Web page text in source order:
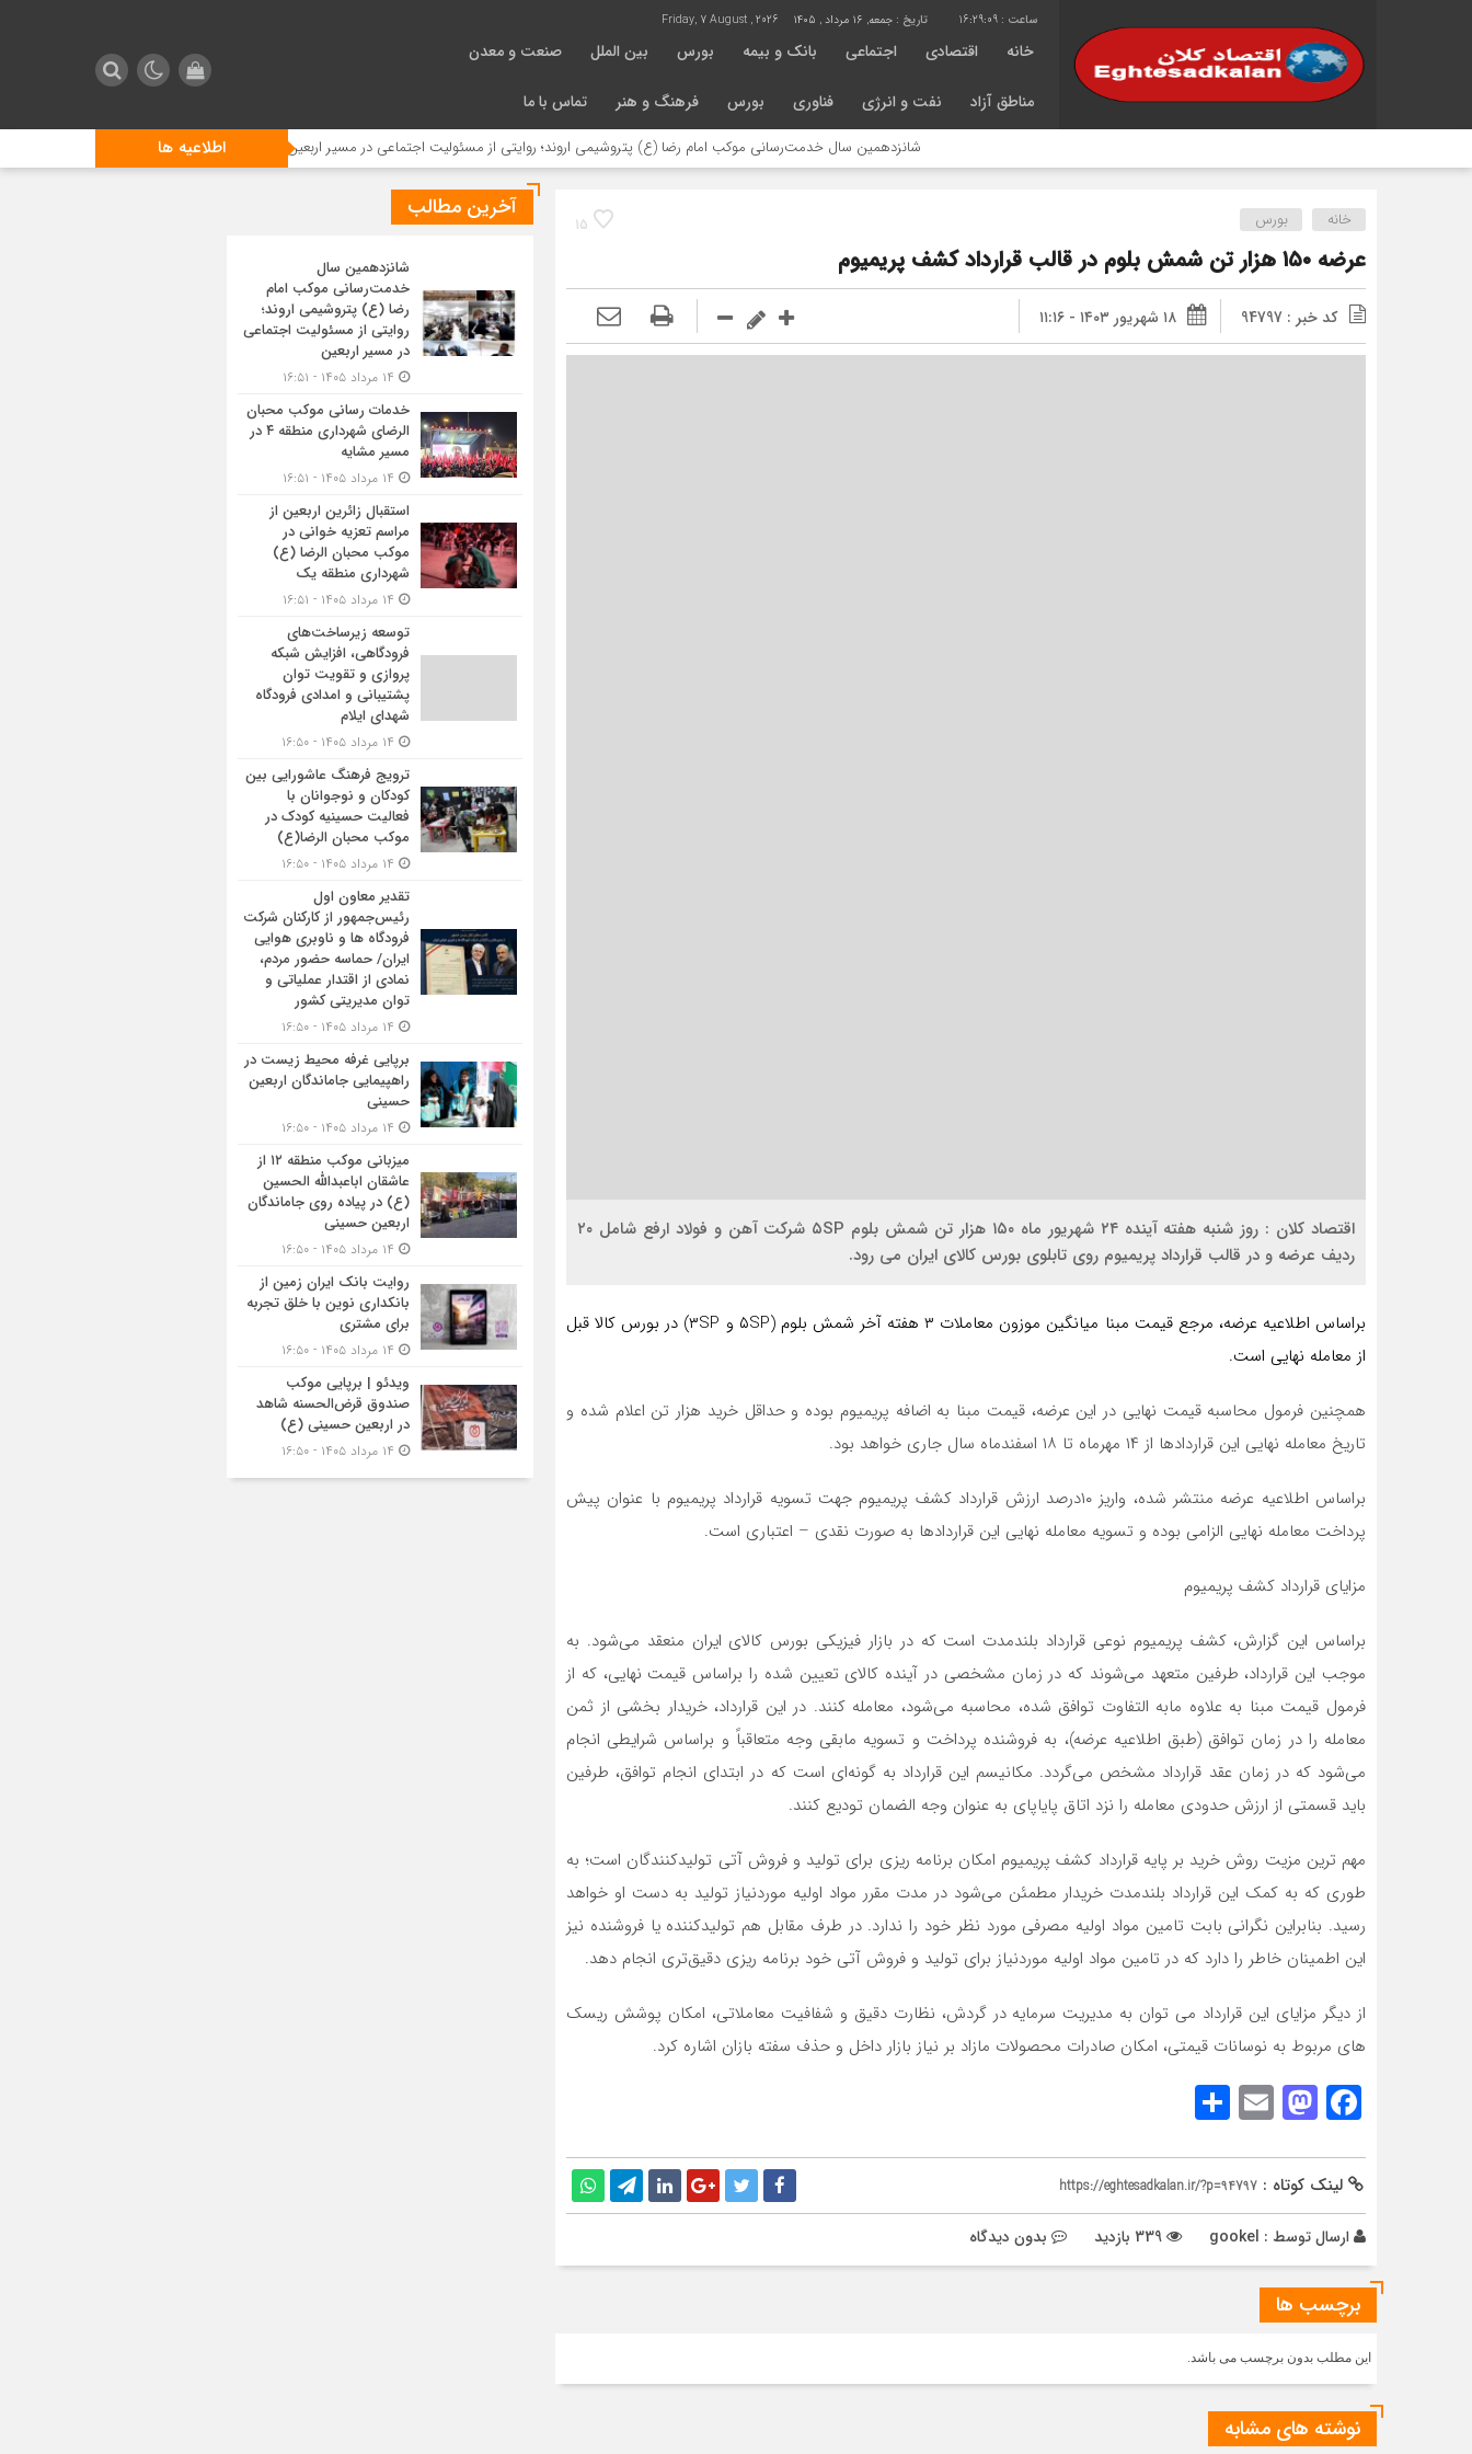
16:29:10 تاریخ : جمعه, ۱۶ مرداد , ۱۴۰۵ Friday, 7 August , 2026
خانه اقتصادی اجتماعی بانک و بیمه بورس بین الملل صنعت و معدن
مناطق آزاد نفت و انرژی فناوری بورس فرهنگ و هنر تماس با ما
اطلاعیه ها شانزدهمین سال خدمت‌رسانی موکب امام رضا (ع) پتروشیمی اروند؛ روایتی از مسئولیت اجتماعی در مسیر اربعین خدمات رسانی موکب محبان الرضای شهرداری منطقه ۴ در مسیر مشایه
15 خانه بورس
عرضه ۱۵۰ هزار تن شمش بلوم در قالب قرارداد کشف پریمیوم
کد خبر : 94797 ۱۸ شهریور ۱۴۰۳ - ۱۱:۱۶
اقتصاد کلان : روز شنبه هفته آینده ۲۴ شهریور ماه ۱۵۰ هزار تن شمش بلوم ۵SP شرکت آهن و فولاد ارفع شامل ۲۰
ردیف عرضه و در قالب قرارداد پریمیوم روی تابلوی بورس کالای ایران می رود.
براساس اطلاعیه عرضه، مرجع قیمت مبنا میانگین موزون معاملات ۳ هفته آخر شمش بلوم (۵SP و ۳SP) در بورس کالا قبل
از معامله نهایی است.
همچنین فرمول محاسبه قیمت نهایی در این عرضه، قیمت مبنا به اضافه پریمیوم بوده و حداقل خرید هزار تن اعلام شده و
تاریخ معامله نهایی این قراردادها از ۱۴ مهرماه تا ۱۸ اسفندماه سال جاری خواهد بود.
براساس اطلاعیه عرضه منتشر شده، واریز ۱۰درصد ارزش قرارداد کشف پریمیوم جهت تسویه قرارداد پریمیوم با عنوان پیش
پرداخت معامله نهایی الزامی بوده و تسویه معامله نهایی این قراردادها به صورت نقدی – اعتباری است.
مزایای قرارداد کشف پریمیوم
براساس این گزارش، کشف پریمیوم نوعی قرارداد بلندمدت است که در بازار فیزیکی بورس کالای ایران منعقد می‌شود. به
موجب این قرارداد، طرفین متعهد می‌شوند که در زمان مشخصی در آینده کالای تعیین شده را براساس قیمت نهایی، که از
فرمول قیمت مبنا به علاوه مابه التفاوت توافق شده، محاسبه می‌شود، معامله کنند. در این قرارداد، خریدار بخشی از ثمن
معامله را در زمان توافق (طبق اطلاعیه عرضه)، به فروشنده پرداخت و تسویه مابقی وجه متعاقباً و براساس شرایطی انجام
می‌شود که در زمان عقد قرارداد مشخص می‌گردد. مکانیسم این قرارداد به گونه‌ای است که در ابتدای انجام توافق، طرفین
باید قسمتی از ارزش حدودی معامله را نزد اتاق پایاپای به عنوان وجه الضمان تودیع کنند.
مهم ترین مزیت روش خرید بر پایه قرارداد کشف پریمیوم امکان برنامه ریزی برای تولید و فروش آتی تولیدکنندگان است؛ به
طوری که به کمک این قرارداد بلندمدت خریدار مطمئن می‌شود در مدت مقرر مواد اولیه موردنیاز تولید به دست او خواهد
رسید. بنابراین نگرانی بابت تامین مواد اولیه مصرفی مورد نظر خود را ندارد. در طرف مقابل هم تولیدکننده یا فروشنده نیز
این اطمینان خاطر را دارد که در تامین مواد اولیه موردنیاز برای تولید و فروش آتی خود برنامه ریزی دقیق‌تری انجام دهد.
از دیگر مزایای این قرارداد می توان به مدیریت سرمایه در گردش، نظارت دقیق و شفافیت معاملاتی، امکان پوشش ریسک
های مربوط به نوسانات قیمتی، امکان صادرات محصولات مازاد بر نیاز بازار داخل و حذف سفته بازان اشاره کرد.
Facebook
Mastodon
Email
لینک کوتاه : https://eghtesadkalan.ir/?p=94797
ارسال توسط : gookel بدون دیدگاه
برچسب ها
این مطلب بدون برچسب می باشد.
نوشته های مشابه
آخرین مطالب
شانزدهمین سال
خدمت‌رسانی موکب امام
رضا (ع) پتروشیمی اروند؛
روایتی از مسئولیت اجتماعی
در مسیر اربعین
خدمات رسانی موکب محبان
الرضای شهرداری منطقه ۴ در
مسیر مشایه
استقبال زائرین اربعین از
مراسم تعزیه خوانی در
موکب محبان الرضا (ع)
شهرداری منطقه یک
توسعه زیرساخت‌های
فرودگاهی، افزایش شبکه
پروازی و تقویت توان
پشتیبانی و امدادی فرودگاه
شهدای ایلام
ترویج فرهنگ عاشورایی بین
کودکان و نوجوانان با
فعالیت حسینیه کودک در
موکب محبان الرضا(ع)
تقدیر معاون اول
رئیس‌جمهور از کارکنان شرکت
فرودگاه ها و ناوبری هوایی
ایران/ حماسه حضور مردم،
نمادی از اقتدار عملیاتی و
توان مدیریتی کشور
برپایی غرفه محیط زیست در
راهپیمایی جاماندگان اربعین
حسینی
میزبانی موکب منطقه ۱۲ از
عاشقان اباعبدالله الحسین
(ع) در پیاده روی جاماندگان
اربعین حسینی
روایت بانک ایران زمین از
بانکداری نوین با خلق تجربه
برای مشتری
ویدئو | برپایی موکب
صندوق قرض‌الحسنه شاهد
در اربعین حسینی (ع)